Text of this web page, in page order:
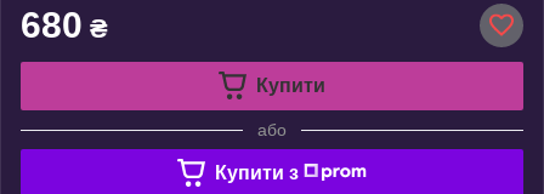
680 ₴
Купити
або
Купити з